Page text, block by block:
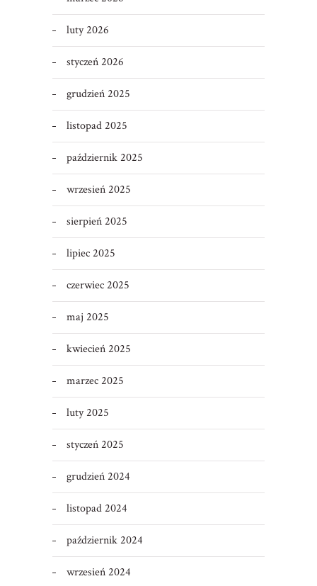
luty 2026
styczeń 2026
grudzień 2025
listopad 2025
październik 2025
wrzesień 2025
sierpień 2025
lipiec 2025
czerwiec 2025
maj 2025
kwiecień 2025
marzec 2025
luty 2025
styczeń 2025
grudzień 2024
listopad 2024
październik 2024
wrzesień 2024